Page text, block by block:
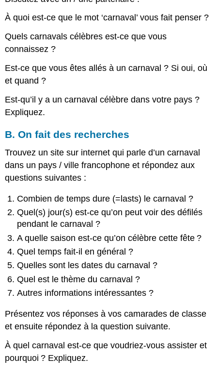
À quoi est-ce que le mot ‘carnaval’ vous fait penser ?
Quels carnavals célèbres est-ce que vous
connaissez ?
Est-ce que vous êtes allés à un carnaval ? Si oui, où
et quand ?
Est-qu’il y a un carnaval célèbre dans votre pays ?
Expliquez.
B. On fait des recherches
Trouvez un site sur internet qui parle d’un carnaval
dans un pays / ville francophone et répondez aux
questions suivantes :
Combien de temps dure (=lasts) le carnaval ?
Quel(s) jour(s) est-ce qu’on peut voir des défilés
pendant le carnaval ?
A quelle saison est-ce qu’on célèbre cette fête ?
Quel temps fait-il en général ?
Quelles sont les dates du carnaval ?
Quel est le thème du carnaval ?
Autres informations intéressantes ?
Présentez vos réponses à vos camarades de classe
et ensuite répondez à la question suivante.
À quel carnaval est-ce que voudriez-vous assister et
pourquoi ? Expliquez.